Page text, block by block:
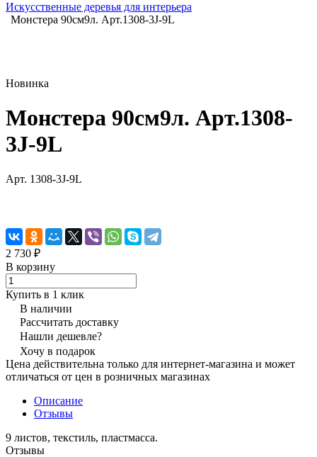
Искусственные деревья для интерьера
Монстера 90см9л. Арт.1308-3J-9L
Новинка
Монстера 90см9л. Арт.1308-
3J-9L
Арт. 1308-3J-9L
2 730 ₽
В корзину
Купить в 1 клик
В наличии
Рассчитать доставку
Нашли дешевле?
Хочу в подарок
Цена действительна только для интернет-магазина и может
отличаться от цен в розничных магазинах
Описание
Отзывы
9 листов, текстиль, пластмасса.
Отзывы